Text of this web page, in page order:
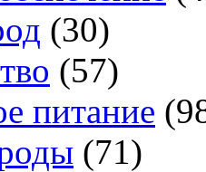
(30)
(57)
питание
(71)